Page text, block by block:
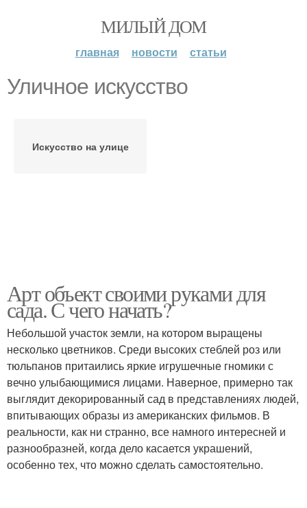
МИЛЫЙ ДОМ
главная новости статьи
Уличное искусство
Искусство на улице
Арт объект своими руками для
сада. С чего начать?
Небольшой участок земли, на котором выращены
несколько цветников. Среди высоких стеблей роз или
тюльпанов притаились яркие игрушечные гномики с
вечно улыбающимися лицами. Наверное, примерно так
выглядит декорированный сад в представлениях людей,
впитывающих образы из американских фильмов. В
реальности, как ни странно, все намного интересней и
разнообразней, когда дело касается украшений,
особенно тех, что можно сделать самостоятельно.